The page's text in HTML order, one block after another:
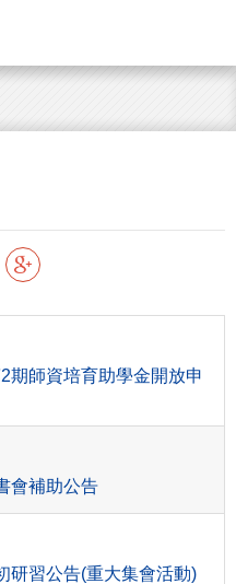
期師資培育助學金開放申
會補助公告
研習公告(重大集會活動)